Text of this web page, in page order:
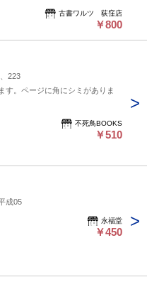
古書ワルツ 荻窪店
￥800
223
す。ページに角にシミがありま
不死鳥BOOKS
￥510
成05
永福堂
￥450